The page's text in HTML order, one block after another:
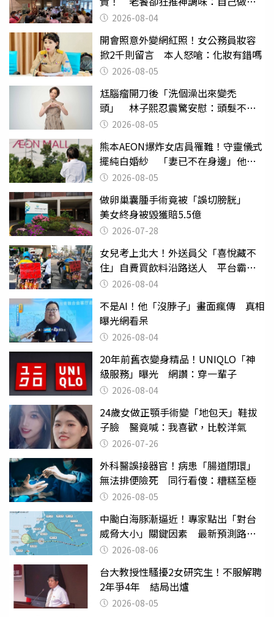
出來2026-08-04
開會照意外變網紅照！女公務員妝容
掀2千則留言 本人怒嗆：化妝有錯嗎
2026-08-05
尪腦瘤開刀後「洗個澡出來變禿
頭」 林子熙忍震驚安慰：頭髮不重
要 2026-08-05
熊本AEON爆炸女店員罹難！守靈儀式
擺純白婚紗 「妻已不在身邊」他淚
喊：無法想像
2026-08-05
做卵巢囊腫手術竟被「誤切膀胱」
美女終身被毀獲賠5.5億
2026-07-28
女兒考上北大！外送員父「喜悅藏不
住」自費買飲料沿路送人 平台霸氣
幫付學費
2026-08-04
不是AI！他「沒脖子」畫面瘋傳 真相
曝光網看呆
2026-08-04
20年前舊衣變身精品！UNIQLO「神
級服務」曝光 網讚：穿一輩子
2026-08-04
24歲女做正顎手術變「地包天」鞋拔
子臉 醫竟喊：我喜歡，比較洋氣
2026-07-26
外科醫誤接器官！病患「腸道閉環」
無法排便險死 同行看傻：糟糕至極
2026-08-05
中颱白海豚漸逼近！專家點出「對台
威脅大小」關鍵因素 最新預測路徑
曝 2026-08-06
台大教授性騷擾2女研究生！不服解聘
2年爭4年 結局出爐
2026-08-05